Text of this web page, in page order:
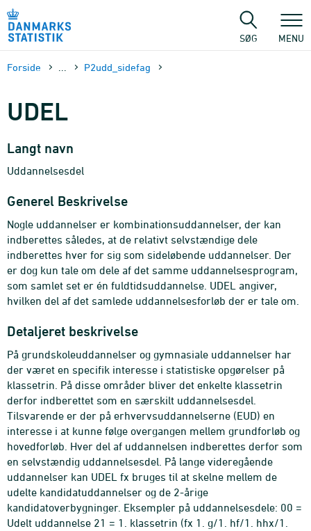
sidens
SØG MENU
Forside P2udd_sidefag
UDEL
Langt navn
Uddannelsesdel
Generel Beskrivelse
Nogle uddannelser er kombinationsuddannelser, der kan
indberettes således, at de relativt selvstændige dele
indberettes hver for sig som sideløbende uddannelser. Der
er dog kun tale om dele af det samme uddannelsesprogram,
som samlet set er én fuldtidsuddannelse. UDEL angiver,
hvilken del af det samlede uddannelsesforløb der er tale om.
Detaljeret beskrivelse
På grundskoleuddannelser og gymnasiale uddannelser har
der været en specifik interesse i statistiske opgørelser på
klassetrin. På disse områder bliver det enkelte klassetrin
derfor indberettet som en særskilt uddannelsesdel.
Tilsvarende er der på erhvervsuddannelserne (EUD) en
interesse i at kunne følge overgangen mellem grundforløb og
hovedforløb. Hver del af uddannelsen indberettes derfor som
en selvstændig uddannelsesdel. På lange videregående
uddannelser kan UDEL fx bruges til at skelne mellem de
udelte kandidatuddannelser og de 2-årige
kandidatoverbygninger. Eksempler på uddannelsesdele: 00 =
Udelt uddannelse 21 = 1. klassetrin (fx 1. g/1. hf/1. hhx/1.